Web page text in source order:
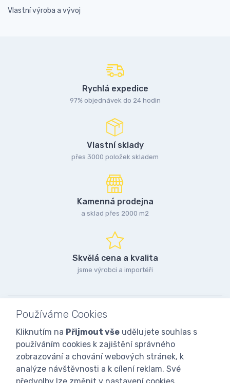
Vlastní výroba a vývoj
Rychlá expedice
97% objednávek do 24 hodin
Vlastní sklady
přes 3000 položek skladem
Kamenná prodejna
a sklad přes 2000 m2
Skvělá cena a kvalita
jsme výrobci a importéři
Používáme Cookies
Kliknutím na Přijmout vše udělujete souhlas s
používáním cookies k zajištění správného
zobrazování a chování webových stránek, k
analýze návštěvnosti a k cílení reklam. Své